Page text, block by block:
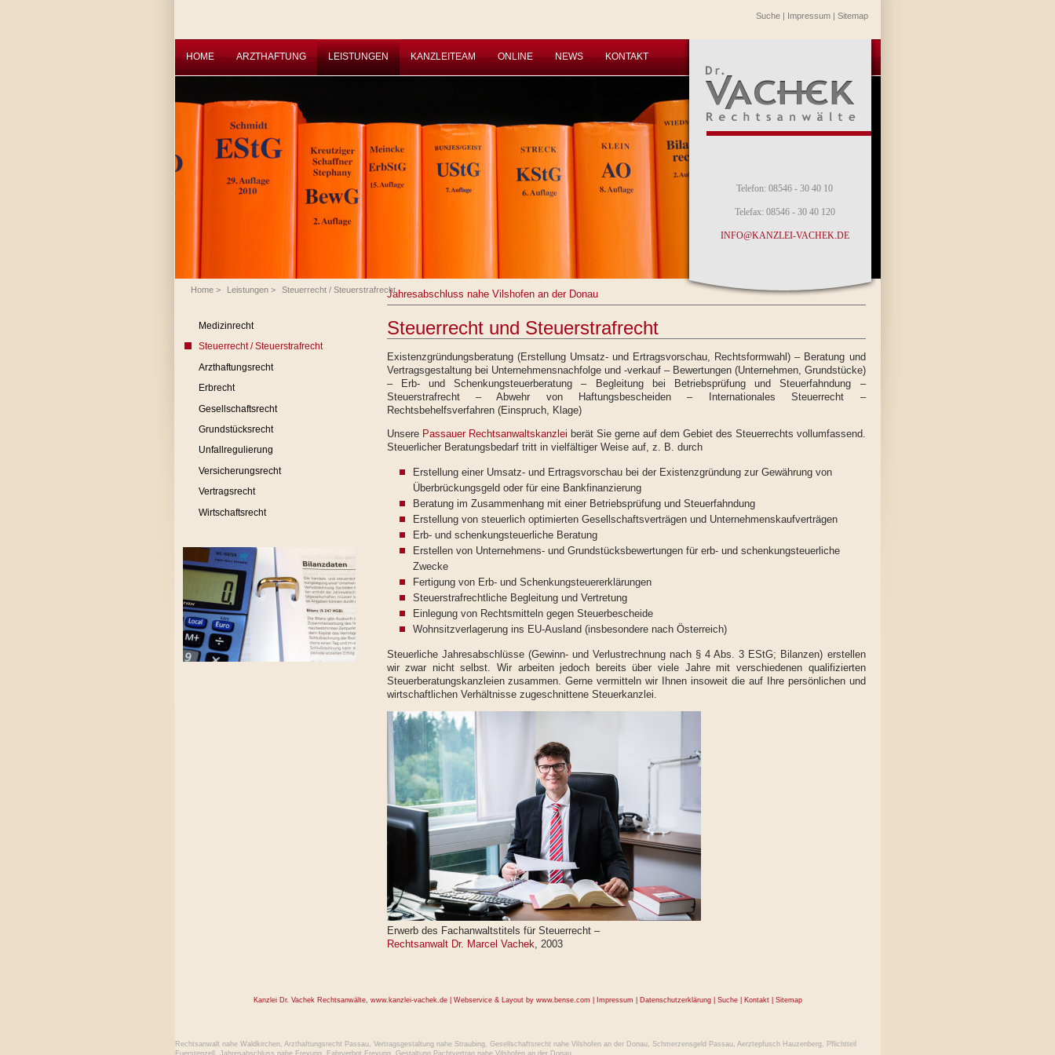
Suche| Impressum| Sitemap
HOME ARZTHAFTUNG LEISTUNGEN KANZLEITEAM ONLINE NEWS KONTAKT
Telefon: 08546 - 30 40 10
Telefax: 08546 - 30 40 120
INFO@KANZLEI-VACHEK.DE
Home> Leistungen> Steuerrecht / Steuerstrafrecht
Medizinrecht
Steuerrecht / Steuerstrafrecht
Arzthaftungsrecht
Erbrecht
Gesellschaftsrecht
Grundstücksrecht
Unfallregulierung
Versicherungsrecht
Vertragsrecht
Wirtschaftsrecht
Jahresabschluss nahe Vilshofen an der Donau
Steuerrecht und Steuerstrafrecht
Existenzgründungsberatung (Erstellung Umsatz- und Ertragsvorschau, Rechtsformwahl) – Beratung und
Vertragsgestaltung bei Unternehmensnachfolge und -verkauf – Bewertungen (Unternehmen, Grundstücke)
– Erb- und Schenkungsteuerberatung – Begleitung bei Betriebsprüfung und Steuerfahndung –
Steuerstrafrecht – Abwehr von Haftungsbescheiden – Internationales Steuerrecht –
Rechtsbehelfsverfahren (Einspruch, Klage)
Unsere Passauer Rechtsanwaltskanzlei berät Sie gerne auf dem Gebiet des Steuerrechts vollumfassend.
Steuerlicher Beratungsbedarf tritt in vielfältiger Weise auf, z. B. durch
Erstellung einer Umsatz- und Ertragsvorschau bei der Existenzgründung zur Gewährung von
Überbrückungsgeld oder für eine Bankfinanzierung
Beratung im Zusammenhang mit einer Betriebsprüfung und Steuerfahndung
Erstellung von steuerlich optimierten Gesellschaftsverträgen und Unternehmenskaufverträgen
Erb- und schenkungsteuerliche Beratung
Erstellen von Unternehmens- und Grundstücksbewertungen für erb- und schenkungsteuerliche
Zwecke
Fertigung von Erb- und Schenkungsteuererklärungen
Steuerstrafrechtliche Begleitung und Vertretung
Einlegung von Rechtsmitteln gegen Steuerbescheide
Wohnsitzverlagerung ins EU-Ausland (insbesondere nach Österreich)
Steuerliche Jahresabschlüsse (Gewinn- und Verlustrechnung nach § 4 Abs. 3 EStG; Bilanzen) erstellen
wir zwar nicht selbst. Wir arbeiten jedoch bereits über viele Jahre mit verschiedenen qualifizierten
Steuerberatungskanzleien zusammen. Gerne vermitteln wir Ihnen insoweit die auf Ihre persönlichen und
wirtschaftlichen Verhältnisse zugeschnittene Steuerkanzlei.
Erwerb des Fachanwaltstitels für Steuerrecht –
Rechtsanwalt Dr. Marcel Vachek, 2003
Kanzlei Dr. Vachek Rechtsanwälte, www.kanzlei-vachek.de| Webservice & Layout by www.bense.com Impressum Datenschutzerklärung| Suche| Kontakt| Sitemap
Rechtsanwalt nahe Waldkirchen, Arzthaftungsrecht Passau, Vertragsgestaltung nahe Straubing, Gesellschaftsrecht nahe Vilshofen an der Donau, Schmerzensgeld Passau, Aerztepfusch Hauzenberg, Pflichtteil